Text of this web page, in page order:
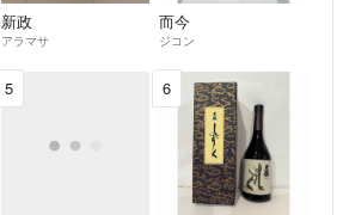
新政
アラマサ
而今
ジコン
5 6